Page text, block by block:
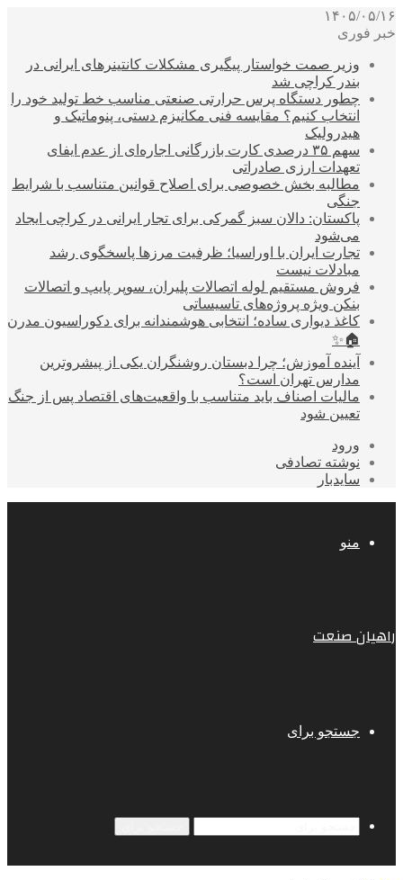
۱۴۰۵/۰۵/۱۶
خبر فوری
وزیر صمت خواستار پیگیری مشکلات کانتینرهای ایرانی در
بندر کراچی شد
چطور دستگاه پرس حرارتی صنعتی مناسب خط تولید خود را
انتخاب کنیم؟ مقایسه فنی مکانیزم دستی، پنوماتیک و
هیدرولیک
سهم ۳۵ درصدی کارت بازرگانی اجاره‌ای از عدم ایفای
تعهدات ارزی صادراتی
مطالبه بخش خصوصی برای اصلاح قوانین متناسب با شرایط
جنگی
پاکستان: دالان سبز گمرکی برای تجار ایرانی در کراچی ایجاد
می‌شود
تجارت ایران با اوراسیا؛ ظرفیت مرزها پاسخگوی رشد
مبادلات نیست
فروش مستقیم لوله اتصالات پلیران، سوپر پایپ و اتصالات
بنکن ویژه پروژه‌های تاسیساتی
کاغذ دیواری ساده؛ انتخابی هوشمندانه برای دکوراسیون مدرن
🏠✨
آینده آموزش؛ چرا دبستان روشنگران یکی از پیشروترین
مدارس تهران است؟
مالیات اصناف باید متناسب با واقعیت‌های اقتصاد پس از جنگ
تعیین شود
ورود
نوشته تصادفی
سایدبار
منو
راهیان صنعت
جستجو برای